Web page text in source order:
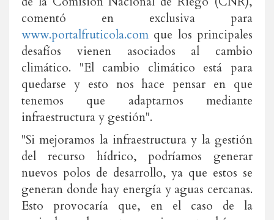
comentó en exclusiva para
www.portalfruticola.com que los principales
desafíos vienen asociados al cambio
climático. "El cambio climático está para
quedarse y esto nos hace pensar en que
tenemos que adaptarnos mediante
infraestructura y gestión".
"Si mejoramos la infraestructura y la gestión
del recurso hídrico, podríamos generar
nuevos polos de desarrollo, ya que estos se
generan donde hay energía y aguas cercanas.
Esto provocaría que, en el caso de la